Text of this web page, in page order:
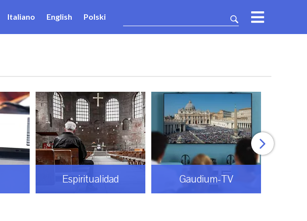
Italiano English Polski
Espiritualidad Gaudium-TV